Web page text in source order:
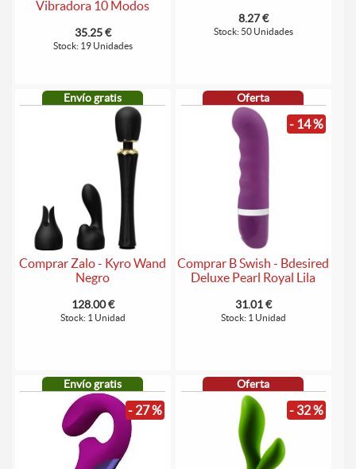
Vibradora 10 Modos
35.25 €
Stock: 19 Unidades
8.27 €
Stock: 50 Unidades
Envío gratis
Comprar Zalo - Kyro Wand
Negro
128.00 €
Stock: 1 Unidad
Oferta
- 14 %
Comprar B Swish - Bdesired
Deluxe Pearl Royal Lila
31.01 €
Stock: 1 Unidad
Envío gratis
- 27 %
Oferta
- 32 %